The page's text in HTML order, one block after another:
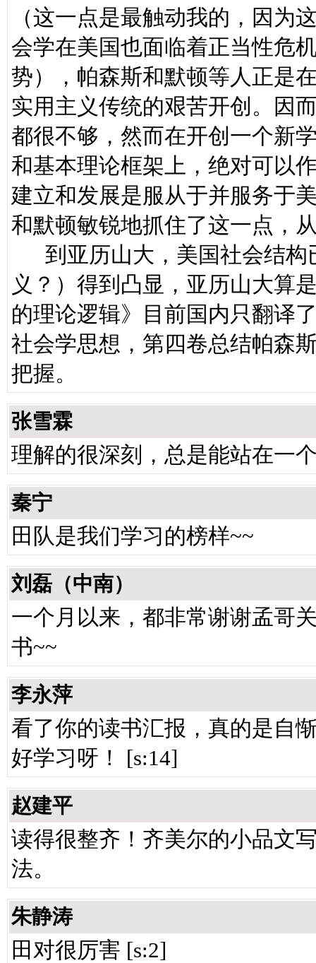
（这一点是最触动我的，因为
会学在美国也面临着正当性危
势），帕森斯和默顿等人正是
实用主义传统的艰苦开创。因
都很不够，然而在开创一个新
和基本理论框架上，绝对可以
建立和发展是服从于并服务于
和默顿敏锐地抓住了这一点，
到亚历山大，美国社会结构
义？）得到凸显，亚历山大算
的理论逻辑》目前国内只翻译
社会学思想，第四卷总结帕森
把握。
张雪霖
理解的很深刻，总是能站在一
秦宁
田队是我们学习的榜样~~
刘磊（中南）
一个月以来，都非常谢谢孟哥
书~~
李永萍
看了你的读书汇报，真的是自
好学习呀！ [s:14]
赵建平
读得很整齐！齐美尔的小品文
法。
朱静涛
田对很厉害 [s:2]